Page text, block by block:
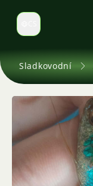
Select language
Sladkovodní